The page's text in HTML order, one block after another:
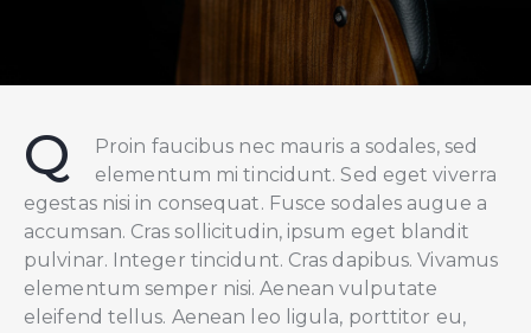
Q
Proin faucibus nec mauris a sodales, sed
elementum mi tincidunt. Sed eget viverra
egestas nisi in consequat. Fusce sodales augue a
accumsan. Cras sollicitudin, ipsum eget blandit
pulvinar. Integer tincidunt. Cras dapibus. Vivamus
elementum semper nisi. Aenean vulputate
eleifend tellus. Aenean leo ligula, porttitor eu,